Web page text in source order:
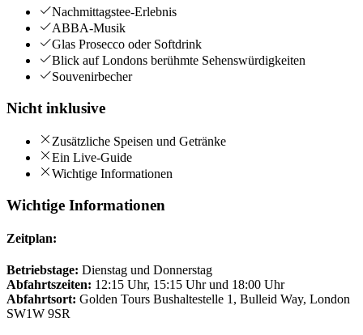
Nachmittagstee-Erlebnis
ABBA-Musik
Glas Prosecco oder Softdrink
Blick auf Londons berühmte Sehenswürdigkeiten
Souvenirbecher
Nicht inklusive
Zusätzliche Speisen und Getränke
Ein Live-Guide
Wichtige Informationen
Wichtige Informationen
Zeitplan:
Betriebstage: Dienstag und Donnerstag
Abfahrtszeiten: 12:15 Uhr, 15:15 Uhr und 18:00 Uhr
Abfahrtsort: Golden Tours Bushaltestelle 1, Bulleid Way, London
SW1W 9SR